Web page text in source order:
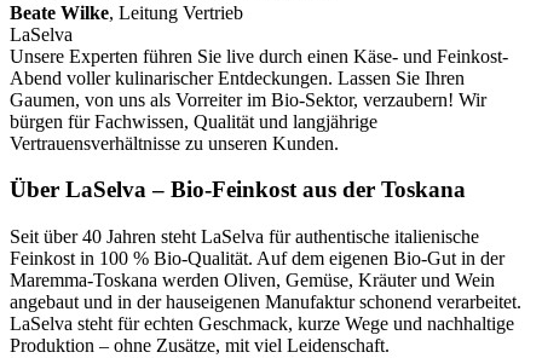
Beate Wilke, Leitung Vertrieb
LaSelva
Unsere Experten führen Sie live durch einen Käse- und Feinkost-
Abend voller kulinarischer Entdeckungen. Lassen Sie Ihren
Gaumen, von uns als Vorreiter im Bio-Sektor, verzaubern! Wir
bürgen für Fachwissen, Qualität und langjährige
Vertrauensverhältnisse zu unseren Kunden.
Über LaSelva – Bio-Feinkost aus der Toskana
Seit über 40 Jahren steht LaSelva für authentische italienische
Feinkost in 100 % Bio-Qualität. Auf dem eigenen Bio-Gut in der
Maremma-Toskana werden Oliven, Gemüse, Kräuter und Wein
angebaut und in der hauseigenen Manufaktur schonend verarbeitet.
LaSelva steht für echten Geschmack, kurze Wege und nachhaltige
Produktion – ohne Zusätze, mit viel Leidenschaft.